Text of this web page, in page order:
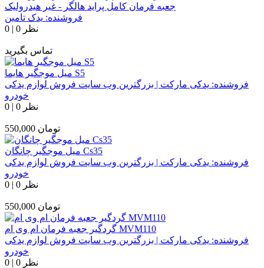
جعبه فرمان کامل پراید هالگر - غیر هیدرولیک
فروشنده: یدک تامین
0 | 0 نظر
تماس بگیرید
میل موجگیر هایما S5
فروشنده: یدکی مارکت | بزرگترین وب سایت فروش لوازم یدکی
خودرو
0 | 0 نظر
550,000 تومان
میل موجگیر چانگان Cs35
فروشنده: یدکی مارکت | بزرگترین وب سایت فروش لوازم یدکی
خودرو
0 | 0 نظر
550,000 تومان
گردگیر جعبه فرمان ام وی ام MVM110
فروشنده: یدکی مارکت | بزرگترین وب سایت فروش لوازم یدکی
خودرو
0 | 0 نظر